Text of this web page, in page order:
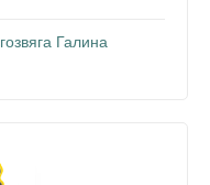
Галина